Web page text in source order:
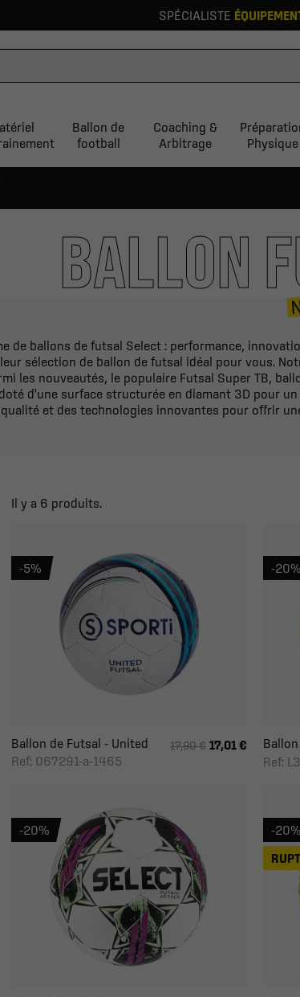
SPÉCIALISTE
Ballon de
football
Coaching &
Arbitrage
Physique
BALLON
de ballons de futsal Select : performance,
sélection de ballon de futsal idéal pour vous.
les nouveautés, le populaire Futsal Super TB,
d'une surface structurée en diamant 3D pour
et des technologies innovantes pour offrir
Il y a 6 produits.
Ballon de Futsal - United
Ref: 067291-a-1465
17,90 € 17,01 €
-5%
Ref:
-20%
-20%
-20%